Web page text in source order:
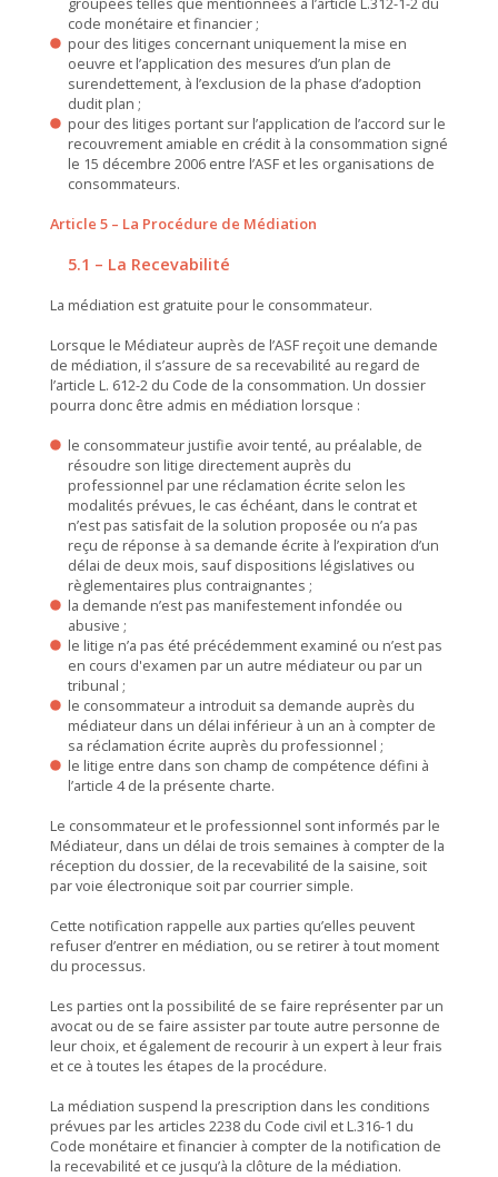
code monétaire et financier ;
pour des litiges concernant uniquement la mise en
oeuvre et l’application des mesures d’un plan de
surendettement, à l’exclusion de la phase d’adoption
dudit plan ;
pour des litiges portant sur l’application de l’accord sur le
recouvrement amiable en crédit à la consommation signé
le 15 décembre 2006 entre l’ASF et les organisations de
consommateurs.
Article 5 – La Procédure de Médiation
5.1 – La Recevabilité
La médiation est gratuite pour le consommateur.
Lorsque le Médiateur auprès de l’ASF reçoit une demande
de médiation, il s’assure de sa recevabilité au regard de
l’article L. 612-2 du Code de la consommation. Un dossier
pourra donc être admis en médiation lorsque :
le consommateur justifie avoir tenté, au préalable, de
résoudre son litige directement auprès du
professionnel par une réclamation écrite selon les
modalités prévues, le cas échéant, dans le contrat et
n’est pas satisfait de la solution proposée ou n’a pas
reçu de réponse à sa demande écrite à l’expiration d’un
délai de deux mois, sauf dispositions législatives ou
règlementaires plus contraignantes ;
la demande n’est pas manifestement infondée ou
abusive ;
le litige n’a pas été précédemment examiné ou n’est pas
en cours d'examen par un autre médiateur ou par un
tribunal ;
le consommateur a introduit sa demande auprès du
médiateur dans un délai inférieur à un an à compter de
sa réclamation écrite auprès du professionnel ;
le litige entre dans son champ de compétence défini à
l’article 4 de la présente charte.
Le consommateur et le professionnel sont informés par le
Médiateur, dans un délai de trois semaines à compter de la
réception du dossier, de la recevabilité de la saisine, soit
par voie électronique soit par courrier simple.
Cette notification rappelle aux parties qu’elles peuvent
refuser d’entrer en médiation, ou se retirer à tout moment
du processus.
Les parties ont la possibilité de se faire représenter par un
avocat ou de se faire assister par toute autre personne de
leur choix, et également de recourir à un expert à leur frais
et ce à toutes les étapes de la procédure.
La médiation suspend la prescription dans les conditions
prévues par les articles 2238 du Code civil et L.316-1 du
Code monétaire et financier à compter de la notification de
la recevabilité et ce jusqu’à la clôture de la médiation.